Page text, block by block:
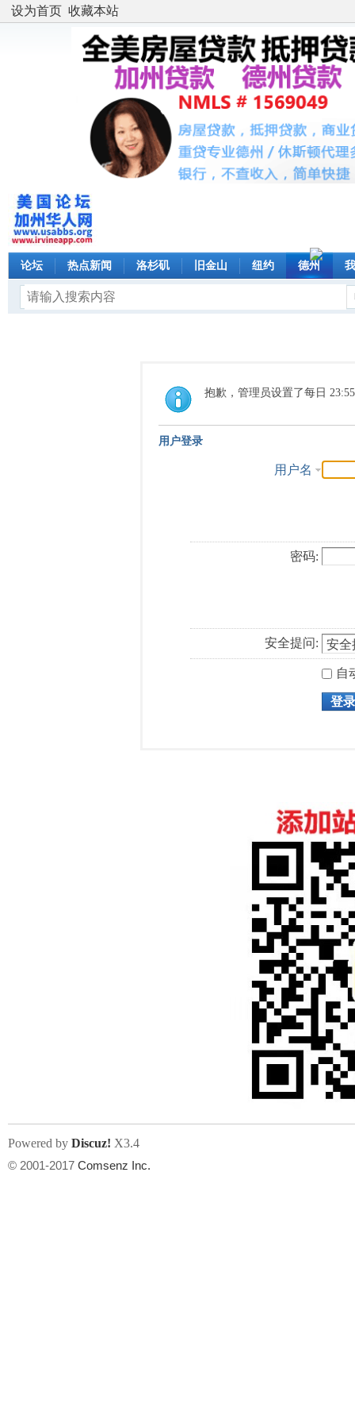
设为首页 收藏本站
论坛 热点新闻 洛杉矶 旧金山 纽约 德州
抱歉，管理员设置了每日
用户登录
用户名
密码:
安全提问:
自
登录
Powered by Discuz! X3.4
© 2001-2017 Comsenz Inc.